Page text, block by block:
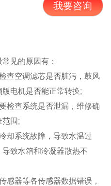
我要咨询
见的原因有：
查空调滤芯是否脏污，鼓风
电机是否能正常转换;
检查系统是否泄漏，维修确
范围;
却系统故障，导致水温过
致水箱和泠凝器散热不
感器等各传感器数据错误，